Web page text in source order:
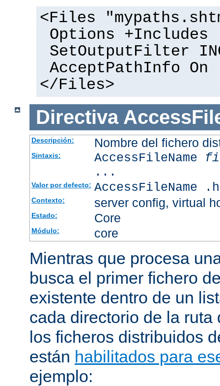
<Files
Options +Includes
SetOutputFilter
AcceptPathInfo On
</Files>
Directiva
Descripción: Nombre del fichero
Sintaxis: AccessFileName
...
Valor por defecto: AccessFileName
Contexto: server config, virtual
Estado: Core
Módulo: core
Mientras que procesa
busca el primer fichero
existente dentro de un
cada directorio de la ruta
los ficheros distribuidos
están habilitados para
ejemplo: